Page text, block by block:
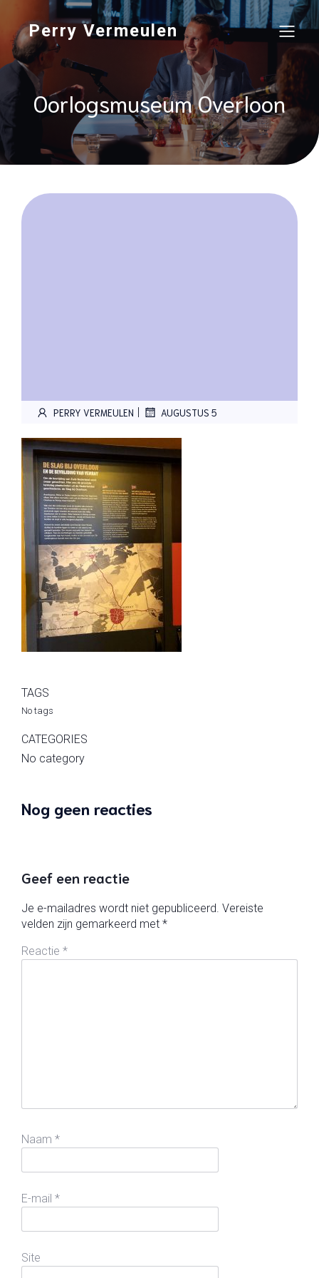
Perry Vermeulen
Oorlogsmuseum Overloon
PERRY VERMEULEN | AUGUSTUS 5
TAGS
No tags
CATEGORIES
No category
Nog geen reacties
Geef een reactie
Je e-mailadres wordt niet gepubliceerd. Vereiste
velden zijn gemarkeerd met *
Reactie *
Naam *
E-mail *
Site